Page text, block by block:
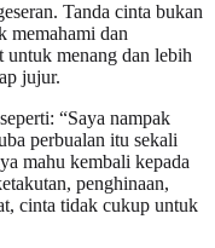
Tanda cinta bukan
memahami dan
menang dan lebih
jujur.
“Saya nampak
perbualan itu sekali
mahu kembali kepada
penghinaan,
cinta tidak cukup untuk